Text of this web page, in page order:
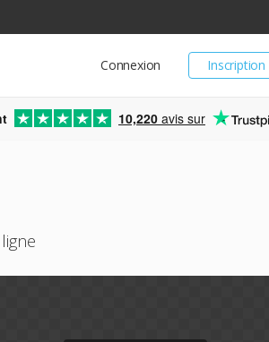
Inscription
Connexion
10,220 avis sur